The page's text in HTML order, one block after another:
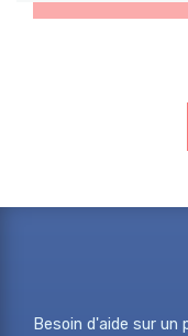
Besoin d'aide sur